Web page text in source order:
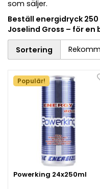
som säljer.
Beställ energidryck
Joselind Gross – för
Sortering
Populär!
Powerking 24x250ml